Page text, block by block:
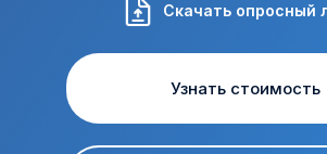
Скачать опросный
Узнать стоимость